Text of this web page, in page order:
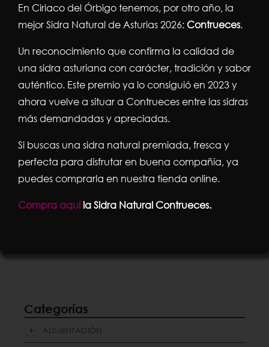
Escanciador eléctrico de sidra de
225,00 € El
precio
original
225,00€.
199,00€El
precio
actual
199,00€.
Añadir al carrito
Categorías
ALIMENTACIÓN
En Ciriaco del Órbigo tenemos, por otro año, la
mejor Sidra Natural de Asturias 2026:Contrueces.
Un reconocimiento que confirma la calidad de
una sidra asturiana con carácter, tradición y sabor
auténtico. Este premio ya lo consiguió en 2023 y
ahora vuelve a situar a Contrueces entre las sidras
más demandadas y apreciadas.
Si buscas una sidra natural premiada, fresca y
perfecta para disfrutar en buena compañía, ya
puedes comprarla en nuestra tienda online.
Compra aquíla Sidra Natural Contrueces.